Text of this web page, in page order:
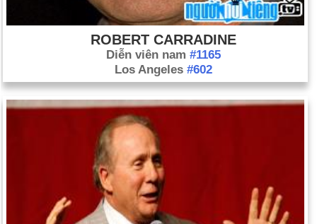
ROBERT CARRADINE
Diễn viên nam #1165
Los Angeles #602